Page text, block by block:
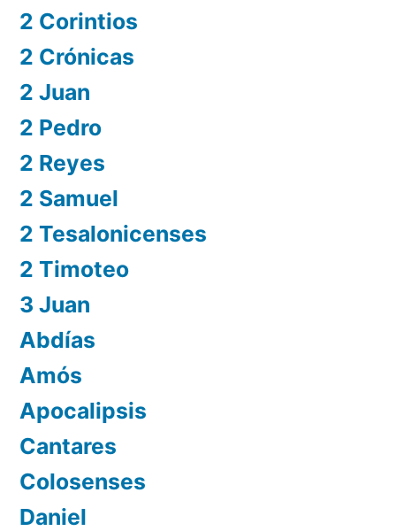
2 Corintios
2 Crónicas
2 Juan
2 Pedro
2 Reyes
2 Samuel
2 Tesalonicenses
2 Timoteo
3 Juan
Abdías
Amós
Apocalipsis
Cantares
Colosenses
Daniel